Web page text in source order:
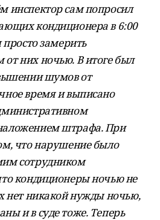
инспектор сам попросил
кондиционера в 6:00
просто замерить
них ночью. В итоге был
шумов от
время и выписано
штрафа. При
что нарушение было
сотрудником
кондиционеры ночью не
нет никакой нужды ночью,
и в суде тоже. Теперь